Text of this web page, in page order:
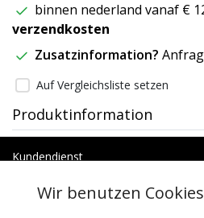
binnen nederland vanaf €
verzendkosten
Zusatzinformation?
Auf Vergleichsliste setzen
Produktinformation
Kundendienst
Kategorien
Wir benutzen